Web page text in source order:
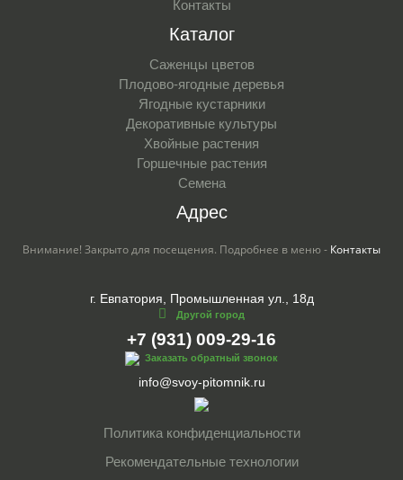
Контакты
Каталог
Саженцы цветов
Плодово-ягодные деревья
Ягодные кустарники
Декоративные культуры
Хвойные растения
Горшечные растения
Семена
Адрес
Внимание! Закрыто для посещения. Подробнее в меню - Контакты
г. Евпатория, Промышленная ул., 18д
Другой город
+7 (931) 009-29-16
Заказать обратный звонок
info@svoy-pitomnik.ru
Политика конфиденциальности
Рекомендательные технологии